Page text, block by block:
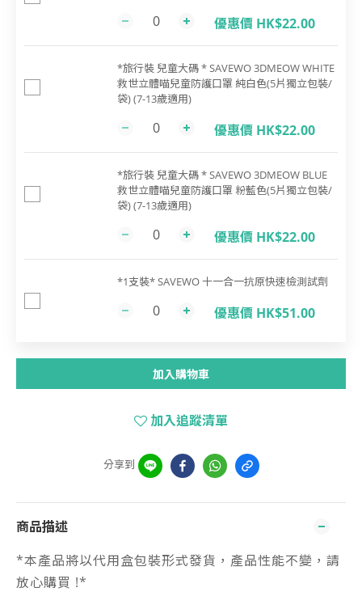
優惠價 HK$22.00
*旅行裝 兒童大碼 * SAVEWO 3DMEOW WHITE
救世立體喵兒童防護口罩 純白色(5片獨立包裝/
袋) (7-13歲適用)
優惠價 HK$22.00
*旅行裝 兒童大碼 * SAVEWO 3DMEOW BLUE
救世立體喵兒童防護口罩 粉藍色(5片獨立包裝/
袋) (7-13歲適用)
優惠價 HK$22.00
*1支裝* SAVEWO 十一合一抗原快速檢測試劑
優惠價 HK$51.00
加入購物車
加入追蹤清單
分享到
商品描述
*本產品將以代用盒包裝形式發貨，產品性能不變，請
放心購買 !*